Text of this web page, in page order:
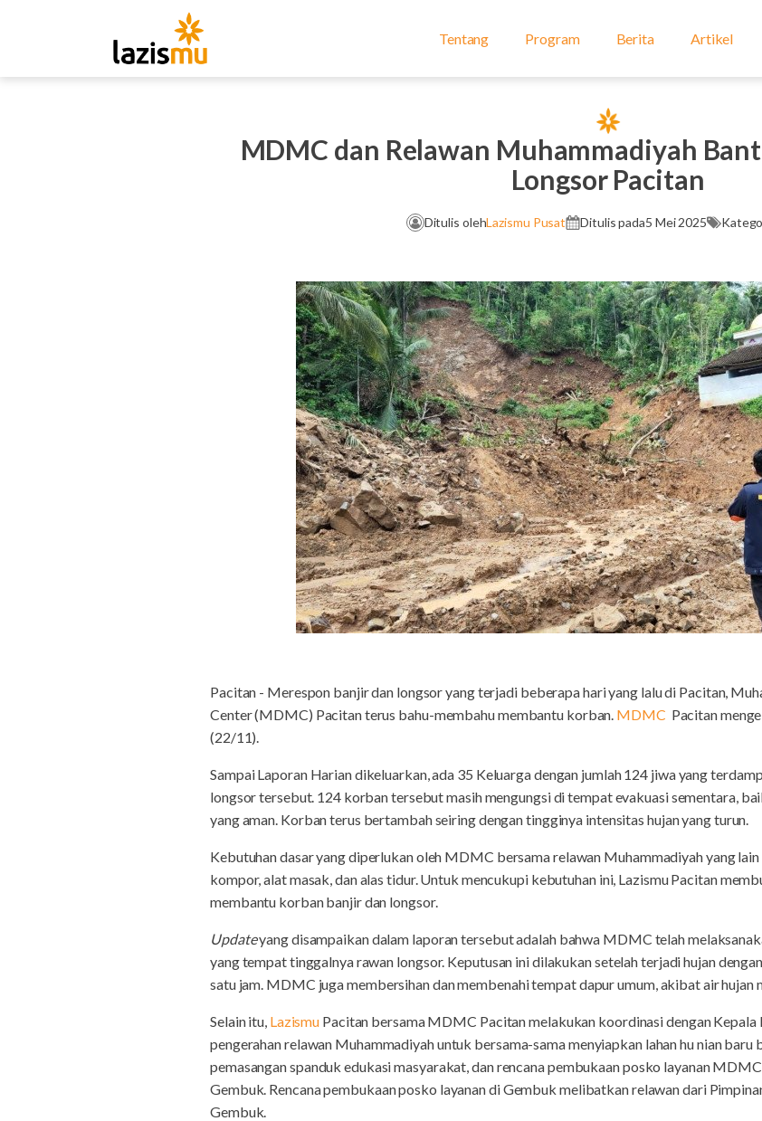
Tentang Program Berita Artikel
MDMC dan Relawan Muhammadiyah
Longsor Pacitan
Ditulis olehLazismu Pusat Ditulis pada5 Mei 2025
Pacitan - Merespon banjir dan longsor yang terjadi beberapa hari yang lalu di Pacitan,
Center (MDMC) Pacitan terus bahu-membahu membantu korban. MDMC Pacitan
(22/11).
Sampai Laporan Harian dikeluarkan, ada 35 Keluarga dengan jumlah 124 jiwa yang
longsor tersebut. 124 korban tersebut masih mengungsi di tempat evakuasi sementara,
yang aman. Korban terus bertambah seiring dengan tingginya intensitas hujan yang turun.
Kebutuhan dasar yang diperlukan oleh MDMC bersama relawan Muhammadiyah yang
kompor, alat masak, dan alas tidur. Untuk mencukupi kebutuhan ini, Lazismu Pacitan
membantu korban banjir dan longsor.
Updateyang disampaikan dalam laporan tersebut adalah bahwa MDMC telah
yang tempat tinggalnya rawan longsor. Keputusan ini dilakukan setelah terjadi hujan
satu jam. MDMC juga membersihan dan membenahi tempat dapur umum, akibat air hujan
Selain itu, Lazismu Pacitan bersama MDMC Pacitan melakukan koordinasi dengan
pengerahan relawan Muhammadiyah untuk bersama-sama menyiapkan lahan hu nian
pemasangan spanduk edukasi masyarakat, dan rencana pembukaan posko layanan
Gembuk. Rencana pembukaan posko layanan di Gembuk melibatkan relawan dari
Gembuk.